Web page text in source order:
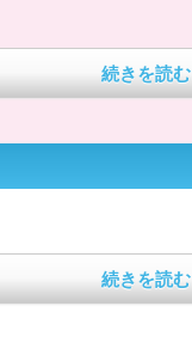
続きを読む
続きを読む